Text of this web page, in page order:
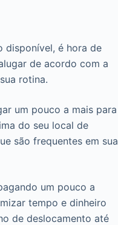
disponível, é hora de
de acordo com a
rotina.
um pouco a mais para
do seu local de
são frequentes em sua
um pouco a
tempo e dinheiro
de deslocamento até